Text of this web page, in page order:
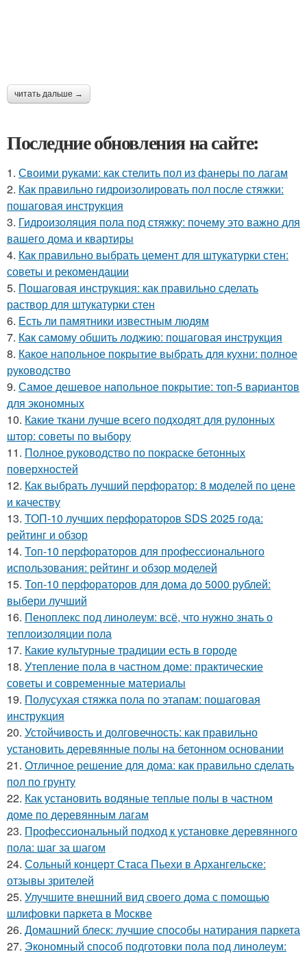
читать дальше →
Последние обновления на сайте:
1. Своими руками: как стелить пол из фанеры по лагам
2. Как правильно гидроизолировать пол после стяжки:
пошаговая инструкция
3. Гидроизоляция пола под стяжку: почему это важно для
вашего дома и квартиры
4. Как правильно выбрать цемент для штукатурки стен:
советы и рекомендации
5. Пошаговая инструкция: как правильно сделать
раствор для штукатурки стен
6. Есть ли памятники известным людям
7. Как самому обшить лоджию: пошаговая инструкция
8. Какое напольное покрытие выбрать для кухни: полное
руководство
9. Самое дешевое напольное покрытие: топ-5 вариантов
для экономных
10. Какие ткани лучше всего подходят для рулонных
штор: советы по выбору
11. Полное руководство по покраске бетонных
поверхностей
12. Как выбрать лучший перфоратор: 8 моделей по цене
и качеству
13. ТОП-10 лучших перфораторов SDS 2025 года:
рейтинг и обзор
14. Топ-10 перфораторов для профессионального
использования: рейтинг и обзор моделей
15. Топ-10 перфораторов для дома до 5000 рублей:
выбери лучший
16. Пеноплекс под линолеум: всё, что нужно знать о
теплоизоляции пола
17. Какие культурные традиции есть в городе
18. Утепление пола в частном доме: практические
советы и современные материалы
19. Полусухая стяжка пола по этапам: пошаговая
инструкция
20. Устойчивость и долговечность: как правильно
установить деревянные полы на бетонном основании
21. Отличное решение для дома: как правильно сделать
пол по грунту
22. Как установить водяные теплые полы в частном
доме по деревянным лагам
23. Профессиональный подход к установке деревянного
пола: шаг за шагом
24. Сольный концерт Стаса Пьехи в Архангельске:
отзывы зрителей
25. Улучшите внешний вид своего дома с помощью
шлифовки паркета в Москве
26. Домашний блеск: лучшие способы натирания паркета
27. Экономный способ подготовки пола под линолеум: